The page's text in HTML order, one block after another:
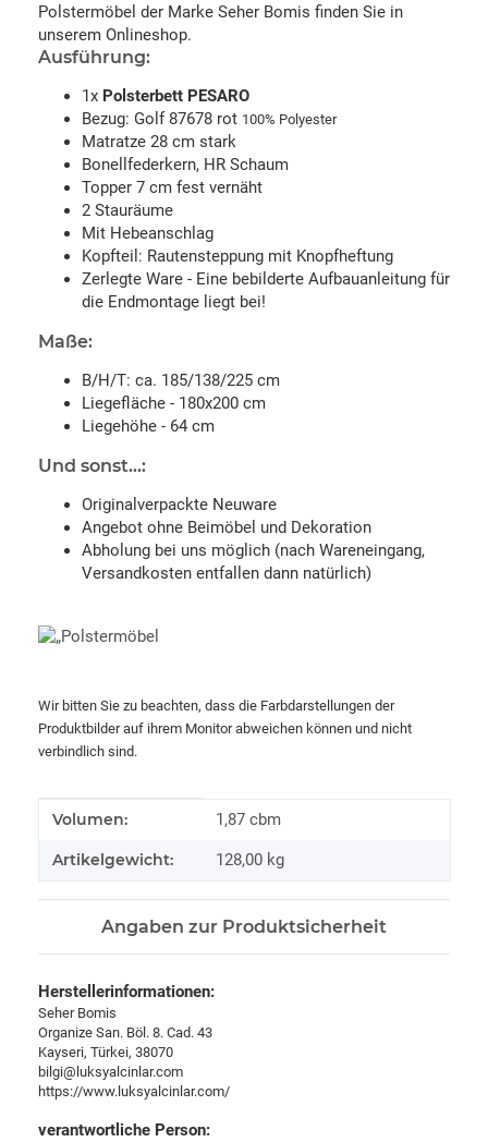
Polstermöbel der Marke Seher Bomis finden Sie in
unserem Onlineshop.
Ausführung:
1x Polsterbett PESARO
Bezug: Golf 87678 rot 100% Polyester
Matratze 28 cm stark
Bonellfederkern, HR Schaum
Topper 7 cm fest vernäht
2 Stauräume
Mit Hebeanschlag
Kopfteil: Rautensteppung mit Knopfheftung
Zerlegte Ware - Eine bebilderte Aufbauanleitung für
die Endmontage liegt bei!
Maße:
B/H/T: ca. 185/138/225 cm
Liegefläche - 180x200 cm
Liegehöhe - 64 cm
Und sonst...:
Originalverpackte Neuware
Angebot ohne Beimöbel und Dekoration
Abholung bei uns möglich (nach Wareneingang,
Versandkosten entfallen dann natürlich)
Wir bitten Sie zu beachten, dass die Farbdarstellungen der
Produktbilder auf ihrem Monitor abweichen können und nicht
verbindlich sind.
Produkteigenschaft
Wert
Volumen: 1,87 cbm
Artikelgewicht: 128,00 kg
Angaben zur Produktsicherheit
Herstellerinformationen:
Seher Bomis
Organize San. Böl. 8. Cad. 43
Kayseri, Türkei, 38070
bilgi@luksyalcinlar.com
https://www.luksyalcinlar.com/
verantwortliche Person: